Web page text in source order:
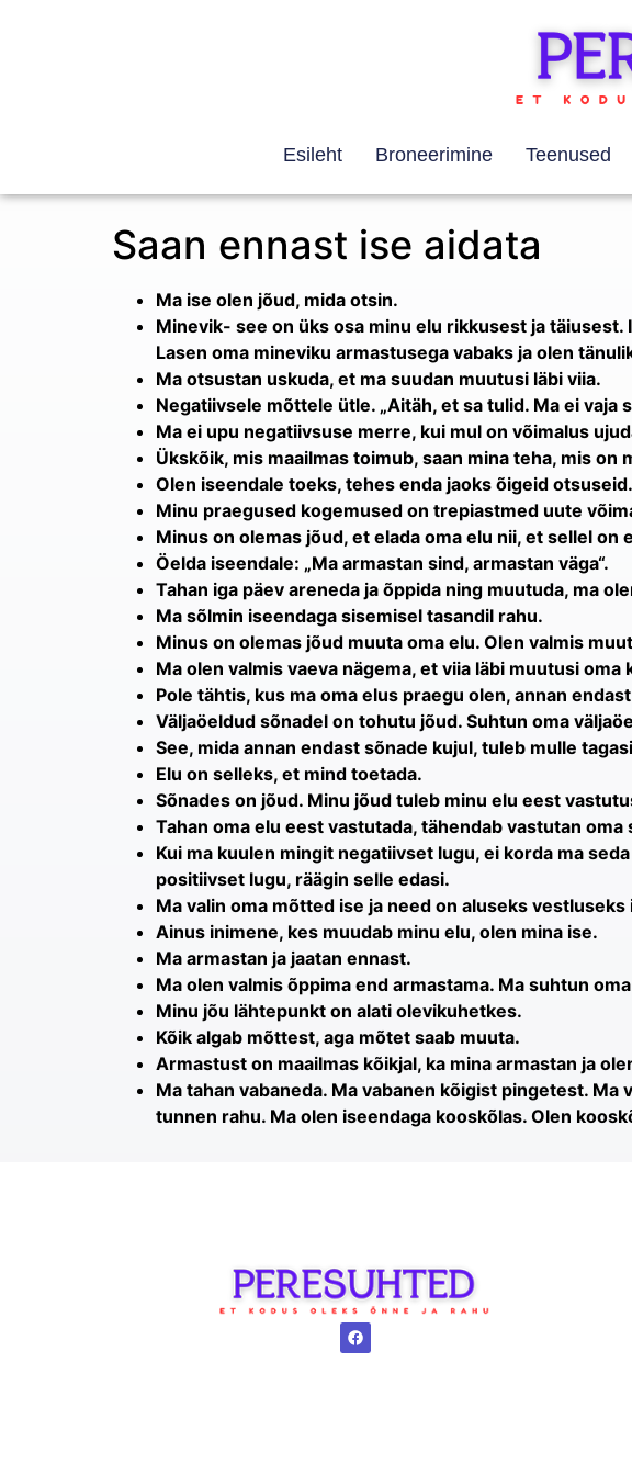
Esileht Broneerimine Teenused
Saan ennast ise aidata
Ma ise olen jõud, mida otsin.
Minevik- see on üks osa minu elu rikkusest ja
Lasen oma mineviku armastusega vabaks ja olen
Ma otsustan uskuda, et ma suudan muutusi läbi viia.
Negatiivsele mõttele ütle. „Aitäh, et sa tulid. Ma ei
Ma ei upu negatiivsuse merre, kui mul on võimalus
Ükskõik, mis maailmas toimub, saan mina teha, mis on
Olen iseendale toeks, tehes enda jaoks õigeid otsuseid.
Minu praegused kogemused on trepiastmed uute
Minus on olemas jõud, et elada oma elu nii, et sellel on
Öelda iseendale: „Ma armastan sind, armastan väga“.
Tahan iga päev areneda ja õppida ning muutuda, ma
Ma sõlmin iseendaga sisemisel tasandil rahu.
Minus on olemas jõud muuta oma elu. Olen valmis
Ma olen valmis vaeva nägema, et viia läbi muutusi oma
Pole tähtis, kus ma oma elus praegu olen, annan
Väljaöeldud sõnadel on tohutu jõud. Suhtun oma
See, mida annan endast sõnade kujul, tuleb mulle
Elu on selleks, et mind toetada.
Sõnades on jõud. Minu jõud tuleb minu elu eest
Tahan oma elu eest vastutada, tähendab vastutan oma
Kui ma kuulen mingit negatiivset lugu, ei korda ma
positiivset lugu, räägin selle edasi.
Ma valin oma mõtted ise ja need on aluseks
Ainus inimene, kes muudab minu elu, olen mina ise.
Ma armastan ja jaatan ennast.
Ma olen valmis õppima end armastama. Ma suhtun
Minu jõu lähtepunkt on alati olevikuhetkes.
Kõik algab mõttest, aga mõtet saab muuta.
Armastust on maailmas kõikjal, ka mina armastan ja
Ma tahan vabaneda. Ma vabanen kõigist pingetest.
tunnen rahu. Ma olen iseendaga kooskõlas. Olen